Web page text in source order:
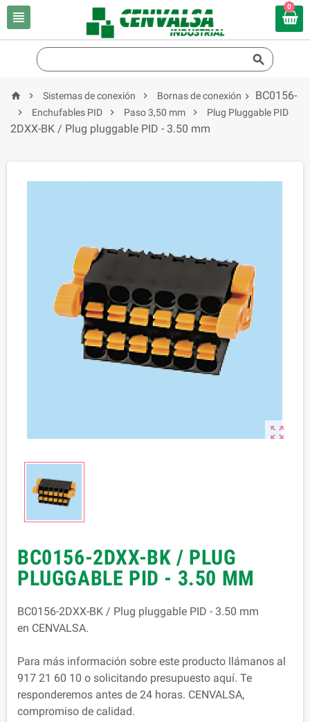

0

  Sistemas de conexión 
Bornas de conexión

Enchufables PID  Paso 3,50 mm  Plug Pluggable PID
 BC0156-
2DXX-BK / Plug pluggable PID - 3.50 mm

BC0156-2DXX-BK / PLUG
PLUGGABLE PID - 3.50 MM
BC0156-2DXX-BK / Plug pluggable PID - 3.50 mm
en CENVALSA.
Para más información sobre este producto llámanos al
917 21 60 10 o solicitando presupuesto aquí. Te
responderemos antes de 24 horas. CENVALSA,
compromiso de calidad.